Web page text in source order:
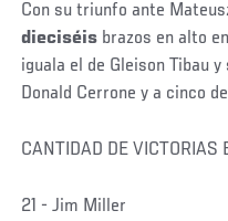
Con su triunfo ante
dieciséis brazos en alto
iguala el de Gleison Tibau
Donald Cerrone y a cinco
CANTIDAD DE VICTORIAS
21 - Jim Miller